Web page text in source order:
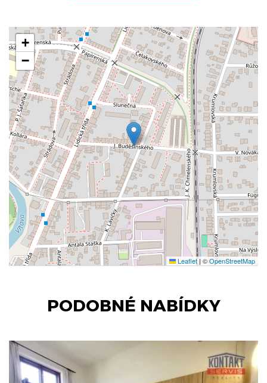
+
−
Leaflet | ©OpenStreetMap
PODOBNÉ NABÍDKY